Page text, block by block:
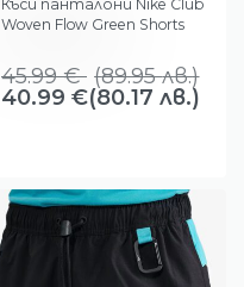
Къси панталони Nike Club
Woven Flow Green Shorts
45.99€ (89.95лв.)
40.99 €(80.17 лв.)